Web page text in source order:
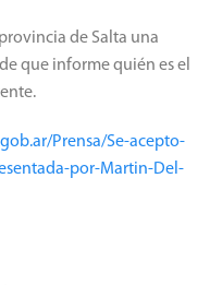
de Salta una
que informe quién es el
Prensa/Se-acepto-
por-Martin-Del-